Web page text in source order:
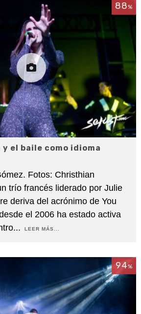
88%
el baile como idioma
Fotos: Christhian
trío francés liderado por Julie
deriva del acrónimo de You
el 2006 ha estado activa
... LEER MÁS...
94%